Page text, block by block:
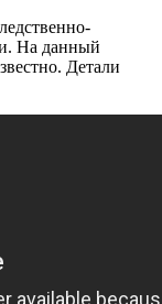
На данный
Детали